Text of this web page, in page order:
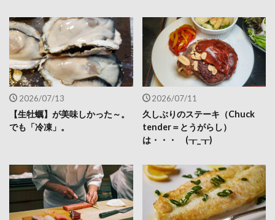
2026/07/13
【生牡蠣】が美味しかった～。
でも「冷凍」。
2026/07/11
久しぶりのステーキ（Chuck
tender＝とうがらし）
は・・・ (┰_┰)